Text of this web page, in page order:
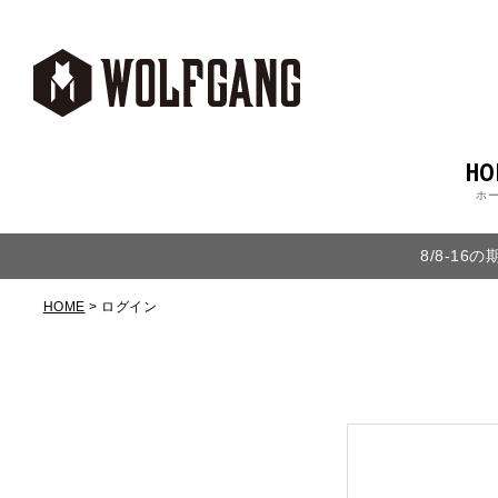
ホ
8/8-16の
HOME ログイン